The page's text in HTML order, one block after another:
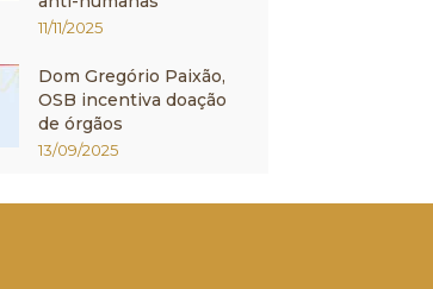
11/11/2025
Dom Gregório Paixão,
OSB incentiva doação
de órgãos
13/09/2025